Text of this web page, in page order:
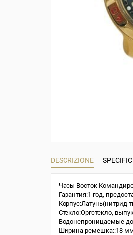
DESCRIZIONE
Часы Восток
Гарантия:1 год,
Корпус:Латунь(нитрид
Стекло:Оргстекло,
Водонепроницаемые
Ширина ремешка::18